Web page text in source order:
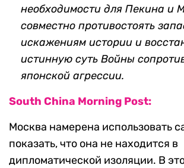
необходимости для Пекина и
совместно противостоять
искажениям истории и
истинную суть Войны
японской агрессии.
South China Morning Post:
Москва намерена использовать
показать, что она не находится в
дипломатической изоляции. В